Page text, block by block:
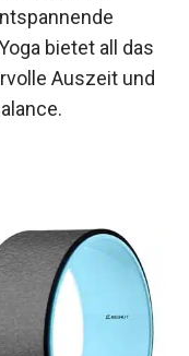
suchst, Stress
zu
inneren